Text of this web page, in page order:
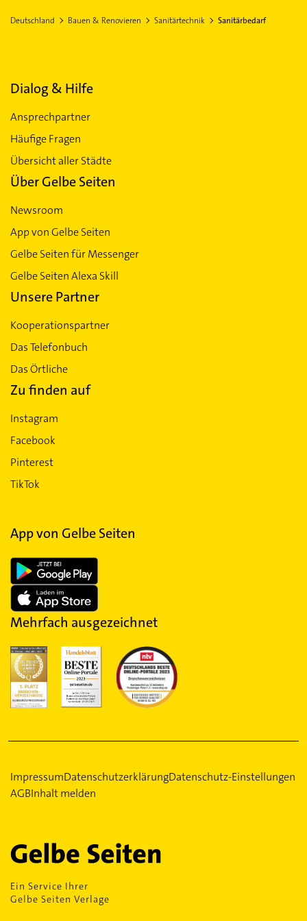
Norderstedt Lübeck Mölln
2.158.130,00 16.202,40 km²
Deutschland Bauen & Renovieren Sanitärtechnik Sanitärbedarf
Dialog & Hilfe
Ansprechpartner
Häufige Fragen
Übersicht aller Städte
Über Gelbe Seiten
Newsroom
App von Gelbe Seiten
Gelbe Seiten für Messenger
Gelbe Seiten Alexa Skill
Unsere Partner
Kooperationspartner
Das Telefonbuch
Das Örtliche
Zu finden auf
Instagram
Facebook
Pinterest
TikTok
App von Gelbe Seiten
Mehrfach ausgezeichnet
ImpressumDatenschutzerklärungDatenschutz-Einstellungen
AGBInhalt melden
Ein Service Ihrer
Gelbe Seiten Verlage